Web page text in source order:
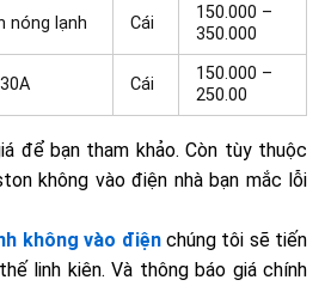
nóng lạnh Cái
150.000 –
350.000
Cái
150.000 –
250.00
để bạn tham khảo. Còn tùy thuộc
không vào điện nhà bạn mắc lỗi
không vào điệnchúng tôi sẽ tiến
linh kiên. Và thông báo giá chính